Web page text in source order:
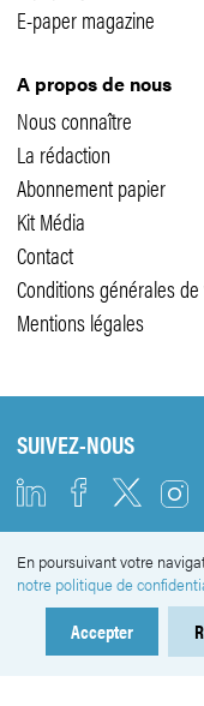
E-paper magazine
A propos de nous
Nous connaître
La rédaction
Abonnement papier
Kit Média
Contact
Conditions générales
Mentions légales
SUIVEZ-NOUS
NEWSLETTER
En poursuivant votre
notre politique de
Accepter